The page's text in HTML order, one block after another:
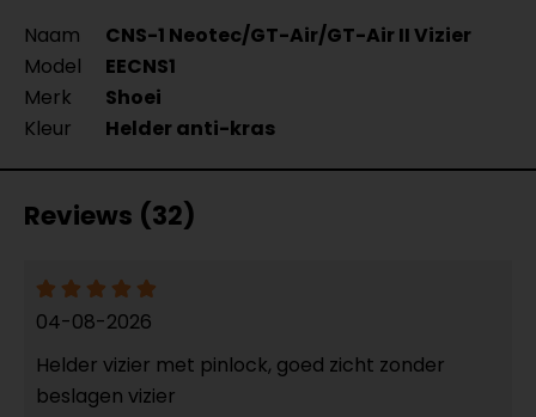
Naam
CNS-1 Neotec/GT-Air/GT-Air II Vizier
Model
EECNS1
Merk
Shoei
Kleur
Helder anti-kras
Reviews (32)
04-08-2026
Helder vizier met pinlock, goed zicht zonder
beslagen vizier